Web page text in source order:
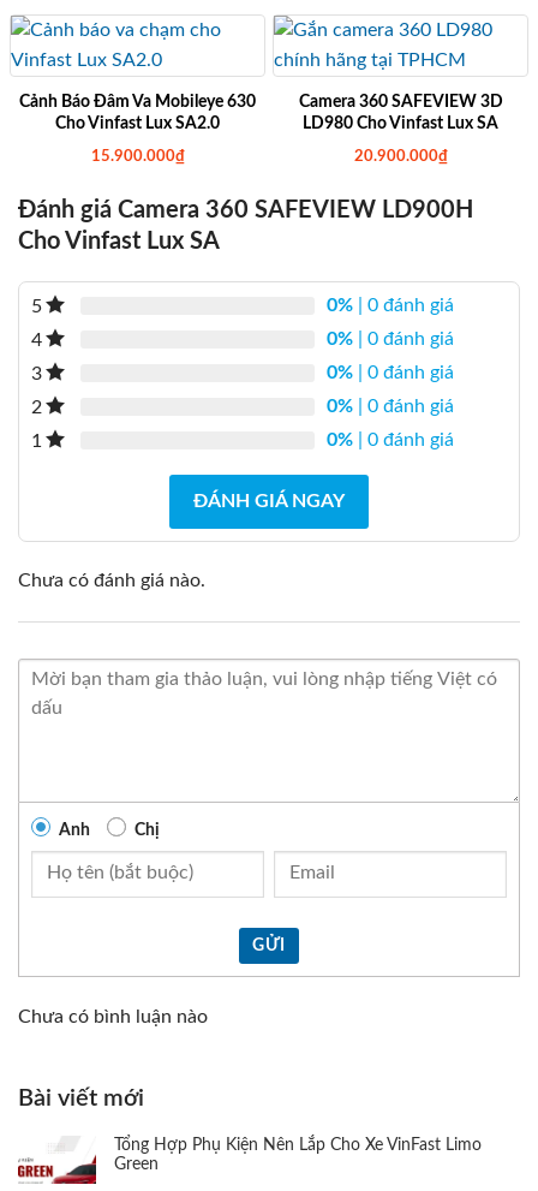
Cảnh Báo Đâm Va Mobileye 630
Cho Vinfast Lux SA2.0
15.900.000₫
Camera 360 SAFEVIEW 3D
LD980 Cho Vinfast Lux SA
20.900.000₫
Đánh giá Camera 360 SAFEVIEW LD900H
Cho Vinfast Lux SA
5 0% | 0 đánh giá
4
0% | 0 đánh giá
3
0% | 0 đánh giá
2
0% | 0 đánh giá
1
0% | 0 đánh giá
ĐÁNH GIÁ NGAY
Chưa có đánh giá nào.
Anh Chị
GỬI
Chưa có bình luận nào
Bài viết mới
Tổng Hợp Phụ Kiện Nên Lắp Cho Xe VinFast Limo
Green